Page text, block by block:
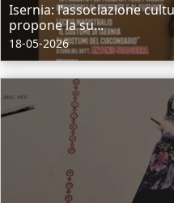
Isernia: l’associazione
propone la su...
18-05-2026